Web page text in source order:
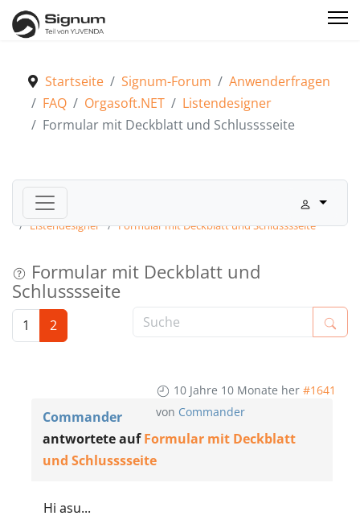
Startseite Signum-Forum
Anwenderfragen
FAQ
Orgasoft.NET
Listendesigner
Formular mit Deckblatt und Schlusssseite
Signum-Forum
Orgasoft.NET
Listendesigner
Formular mit Deckblatt und Schlusssseite
Formular mit Deckblatt und
Schlusssseite
1 2
10 Jahre 10 Monate her #1641
von Commander
Commander
antwortete aufFormular mit Deckblatt
und Schlusssseite
Hi asu...